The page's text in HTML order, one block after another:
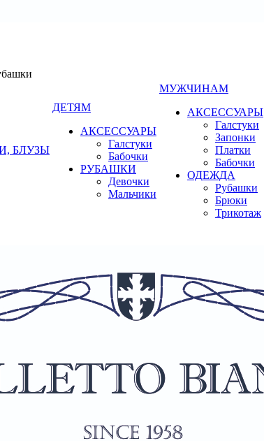
БЛУЗЫ
ДЕТЯМ
АКСЕССУАРЫ
Галстуки
Бабочки
РУБАШКИ
Девочки
Мальчики
МУЖЧИНАМ
АКСЕССУАРЫ
Галстуки
Запонки
Платки
Бабочки
ОДЕЖДА
Рубашки
Брюки
Трикотаж